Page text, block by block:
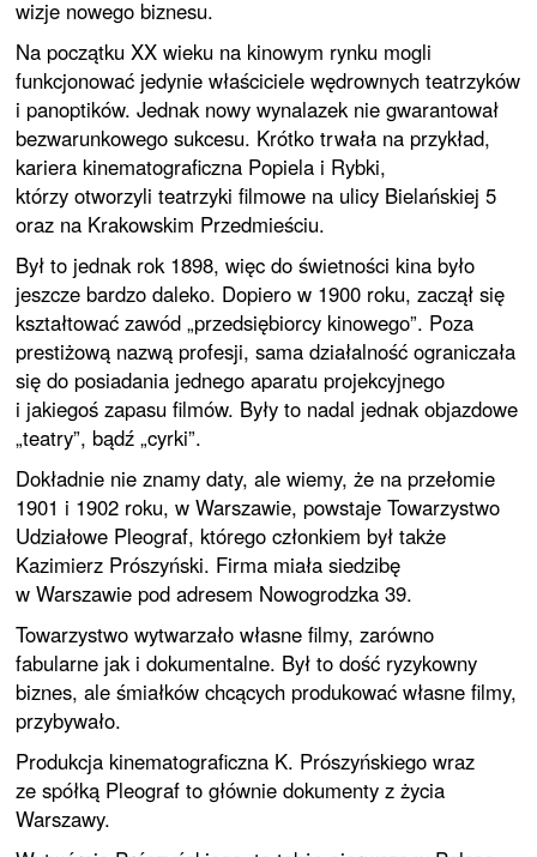
wizje nowego biznesu.
Na początku XX wieku na kinowym rynku mogli
funkcjonować jedynie właściciele wędrownych teatrzyków
i panoptików. Jednak nowy wynalazek nie gwarantował
bezwarunkowego sukcesu. Krótko trwała na przykład,
kariera kinematograficzna Popiela i Rybki,
którzy otworzyli teatrzyki filmowe na ulicy Bielańskiej 5
oraz na Krakowskim Przedmieściu.
Był to jednak rok 1898, więc do świetności kina było
jeszcze bardzo daleko. Dopiero w 1900 roku, zaczął się
kształtować zawód „przedsiębiorcy kinowego”. Poza
prestiżową nazwą profesji, sama działalność ograniczała
się do posiadania jednego aparatu projekcyjnego
i jakiegoś zapasu filmów. Były to nadal jednak objazdowe
„teatry”, bądź „cyrki”.
Dokładnie nie znamy daty, ale wiemy, że na przełomie
1901 i 1902 roku, w Warszawie, powstaje Towarzystwo
Udziałowe Pleograf, którego członkiem był także
Kazimierz Prószyński. Firma miała siedzibę
w Warszawie pod adresem Nowogrodzka 39.
Towarzystwo wytwarzało własne filmy, zarówno
fabularne jak i dokumentalne. Był to dość ryzykowny
biznes, ale śmiałków chcących produkować własne filmy,
przybywało.
Produkcja kinematograficzna K. Prószyńskiego wraz
ze spółką Pleograf to głównie dokumenty z życia
Warszawy.